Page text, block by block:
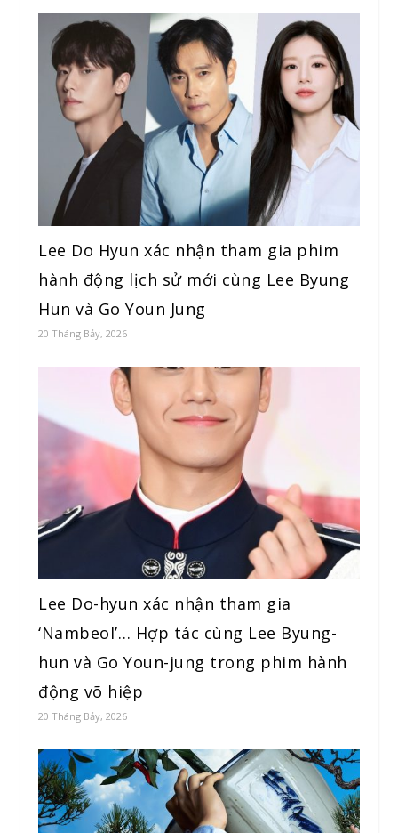
Lee Do Hyun xác nhận tham gia phim
hành động lịch sử mới cùng Lee Byung
Hun và Go Youn Jung
20 Tháng Bảy, 2026
Lee Do-hyun xác nhận tham gia
‘Nambeol’… Hợp tác cùng Lee Byung-
hun và Go Youn-jung trong phim hành
động võ hiệp
20 Tháng Bảy, 2026